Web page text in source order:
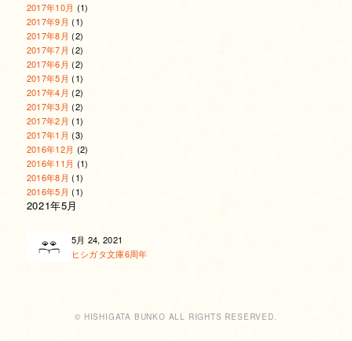
2017年10月 (1)
2017年9月 (1)
2017年8月 (2)
2017年7月 (2)
2017年6月 (2)
2017年5月 (1)
2017年4月 (2)
2017年3月 (2)
2017年2月 (1)
2017年1月 (3)
2016年12月 (2)
2016年11月 (1)
2016年8月 (1)
2016年5月 (1)
2021年5月
5月 24, 2021
ヒシガタ文庫6周年
© HISHIGATA BUNKO ALL RIGHTS RESERVED.